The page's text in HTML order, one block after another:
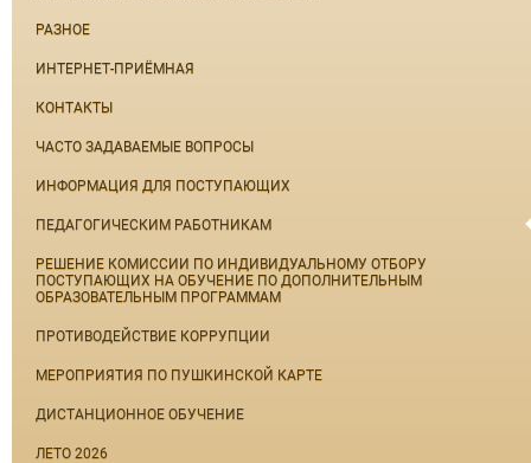
РАЗНОЕ
ИНТЕРНЕТ-ПРИЁМНАЯ
КОНТАКТЫ
ЧАСТО ЗАДАВАЕМЫЕ ВОПРОСЫ
ИНФОРМАЦИЯ ДЛЯ ПОСТУПАЮЩИХ
ПЕДАГОГИЧЕСКИМ РАБОТНИКАМ
РЕШЕНИЕ КОМИССИИ ПО ИНДИВИДУАЛЬНОМУ ОТБОРУ
ПОСТУПАЮЩИХ НА ОБУЧЕНИЕ ПО ДОПОЛНИТЕЛЬНЫМ
ОБРАЗОВАТЕЛЬНЫМ ПРОГРАММАМ
ПРОТИВОДЕЙСТВИЕ КОРРУПЦИИ
МЕРОПРИЯТИЯ ПО ПУШКИНСКОЙ КАРТЕ
ДИСТАНЦИОННОЕ ОБУЧЕНИЕ
ЛЕТО 2026